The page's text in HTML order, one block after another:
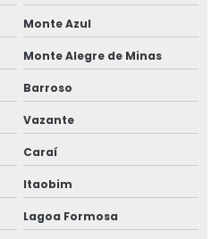
Monte Azul
Monte Alegre de Minas
Barroso
Vazante
Caraí
Itaobim
Lagoa Formosa